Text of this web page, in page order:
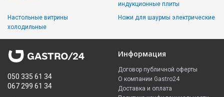
Настольные витрины
холодильные
индукционные плиты
Ножи для шаурмы электрические
050 335 61 34
067 299 61 34
Информация
Договор публичной оферты
О компании Gastro24
Доставка и оплата